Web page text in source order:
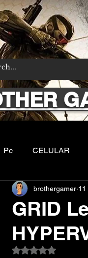
Pc CELULAR
Sobre nos
GRID
brothergamer 11
Avaliado com